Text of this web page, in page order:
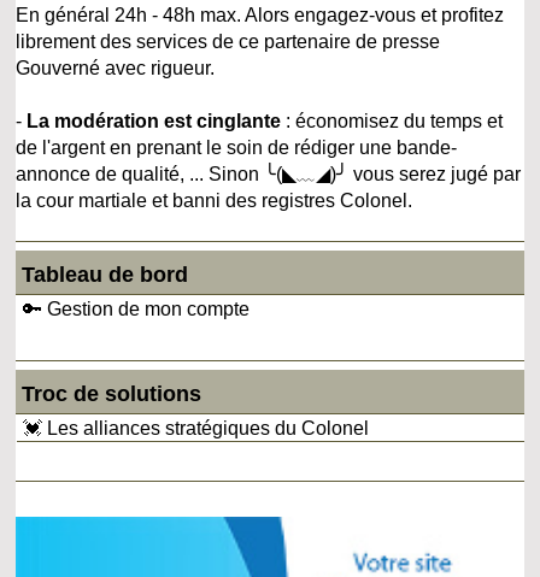
En général 24h - 48h max. Alors engagez-vous et profitez
librement des services de ce partenaire de presse
Gouverné avec rigueur.
- La modération est cinglante : économisez du temps et
de l'argent en prenant le soin de rédiger une bande-
annonce de qualité, ... Sinon ╰(◣﹏◢)╯ vous serez jugé par
la cour martiale et banni des registres Colonel.
Tableau de bord
🔑 Gestion de mon compte
Troc de solutions
💓 Les alliances stratégiques du Colonel